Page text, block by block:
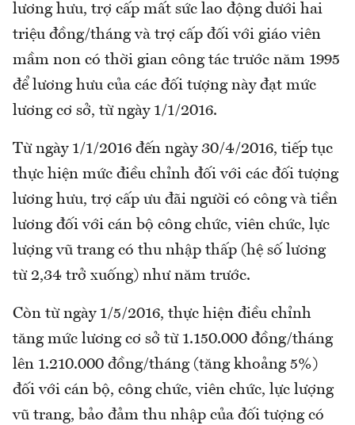
lương hưu, trợ cấp mất sức lao động dưới hai
triệu đồng/tháng và trợ cấp đối với giáo viên
mầm non có thời gian công tác trước năm 1995
để lương hưu của các đối tượng này đạt mức
lương cơ sở, từ ngày 1/1/2016.
Từ ngày 1/1/2016 đến ngày 30/4/2016, tiếp tục
thực hiện mức điều chỉnh đối với các đối tượng
lương hưu, trợ cấp ưu đãi người có công và tiền
lương đối với cán bộ công chức, viên chức, lực
lượng vũ trang có thu nhập thấp (hệ số lương
từ 2,34 trở xuống) như năm trước.
Còn từ ngày 1/5/2016, thực hiện điều chỉnh
tăng mức lương cơ sở từ 1.150.000 đồng/tháng
lên 1.210.000 đồng/tháng (tăng khoảng 5%)
đối với cán bộ, công chức, viên chức, lực lượng
vũ trang, bảo đảm thu nhập của đối tượng có